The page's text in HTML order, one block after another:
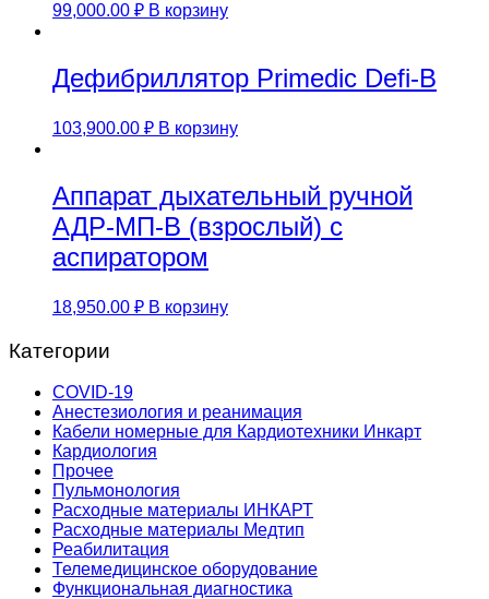
99,000.00 ₽ В корзину
Дефибриллятор Primedic Defi-B
103,900.00 ₽ В корзину
Аппарат дыхательный ручной
АДР-МП-В (взрослый) с
аспиратором
18,950.00 ₽ В корзину
Категории
COVID-19
Анестезиология и реанимация
Кабели номерные для Кардиотехники Инкарт
Кардиология
Прочее
Пульмонология
Расходные материалы ИНКАРТ
Расходные материалы Медтип
Реабилитация
Телемедицинское оборудование
Функциональная диагностика